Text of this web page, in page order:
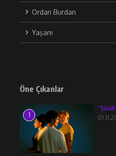
Ordan Burdan
Yaşam
Öne Çıkanlar
1